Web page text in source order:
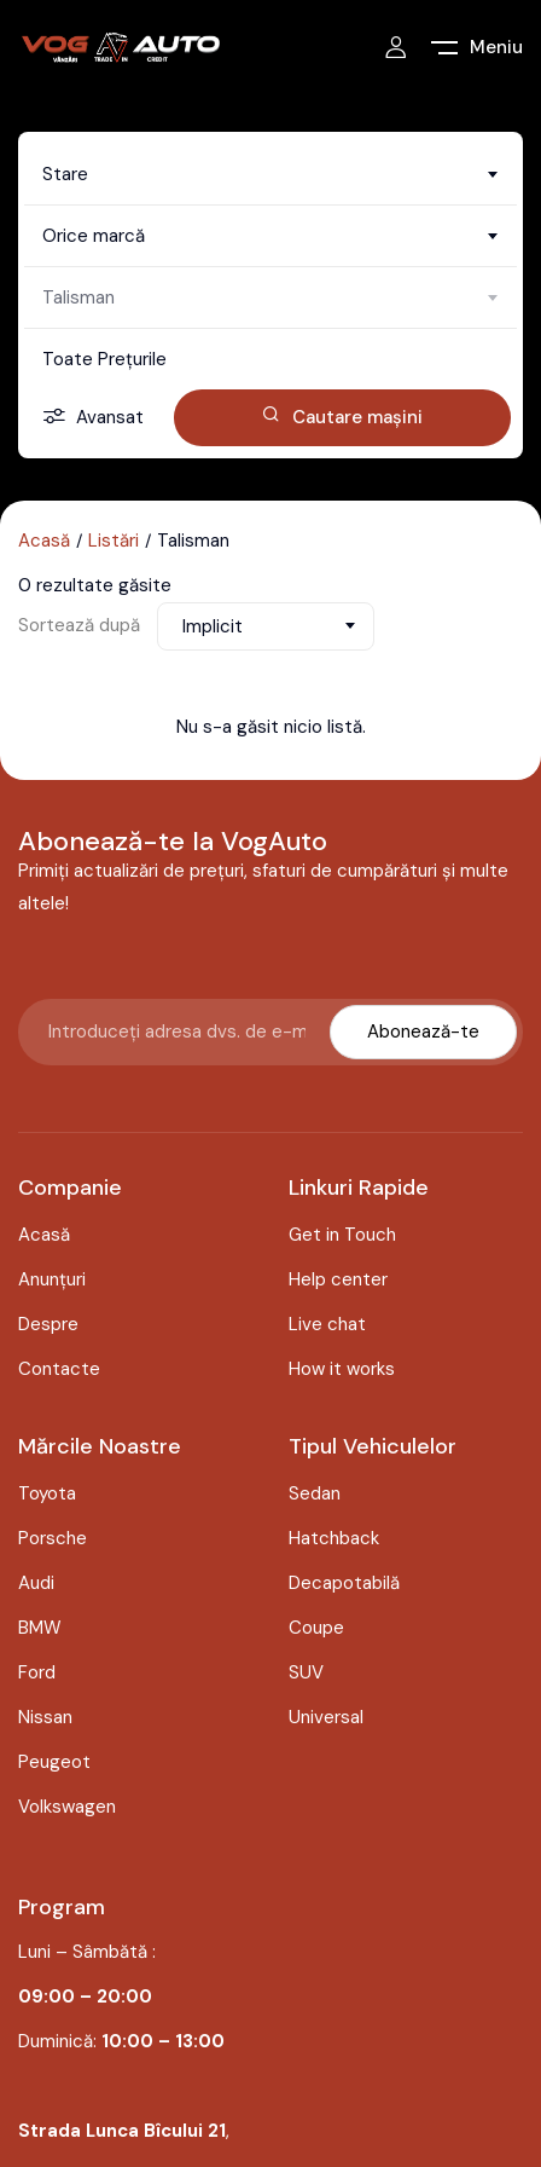
Meniu
Stare
Orice marcă
Talisman
Toate Prețurile
Avansat Cautare mașini
Acasă Listări
Talisman
0 rezultate găsite
Sortează după
Implicit
Nu s-a găsit nicio listă.
Abonează-te la VogAuto
Primiți actualizări de prețuri, sfaturi de cumpărături și multe
altele!
Abonează-te
Companie
Acasă
Anunțuri
Despre
Contacte
Linkuri Rapide
Get in Touch
Help center
Live chat
How it works
Mărcile Noastre
Toyota
Porsche
Audi
BMW
Ford
Nissan
Peugeot
Volkswagen
Tipul Vehiculelor
Sedan
Hatchback
Decapotabilă
Coupe
SUV
Universal
Program
Luni – Sâmbătă :
09:00 – 20:00
Duminică: 10:00 – 13:00
Strada Lunca Bîcului 21,